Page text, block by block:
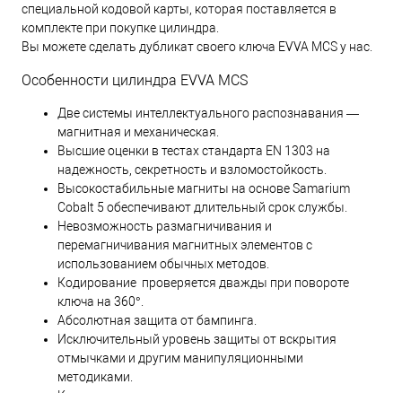
специальной кодовой карты, которая поставляется в
комплекте при покупке цилиндра.
Вы можете сделать дубликат своего ключа EVVA MCS у нас.
Особенности цилиндра EVVA MCS
Две системы интеллектуального распознавания —
магнитная и механическая.
Высшие оценки в тестах стандарта EN 1303 на
надежность, секретность и взломостойкость.
Высокостабильные магниты на основе Samarium
Cobalt 5 обеспечивают длительный срок службы.
Невозможность размагничивания и
перемагничивания магнитных элементов с
использованием обычных методов.
Кодирование проверяется дважды при повороте
ключа на 360°.
Абсолютная защита от бампинга.
Исключительный уровень защиты от вскрытия
отмычками и другим манипуляционными
методиками.